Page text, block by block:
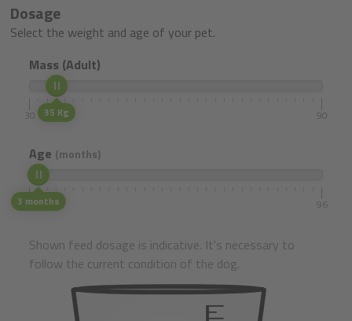
Dosage
Select the weight and age of your pet.
Mass (Adult)
35 Kg
30 90
Age (months)
3 months
1 96
Shown feed dosage is indicative. It's necessary to
follow the current condition of the dog.